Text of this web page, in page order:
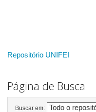
Repositório UNIFEI
Página de Busca
Buscar em: